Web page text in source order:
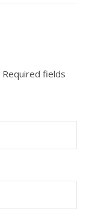
Required fields